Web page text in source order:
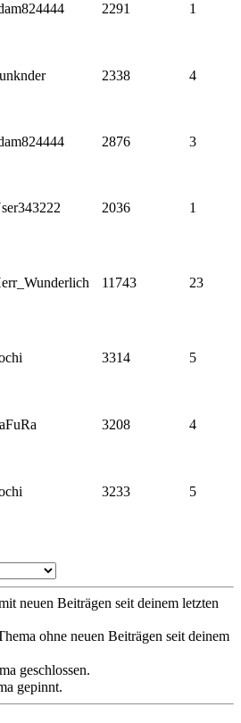
2291 1
2338 4
2876 3
2036 1
11743 23
3314 5
3208 4
3233 5
neuen Beiträgen seit deinem letzten
ohne neuen Beiträgen seit deinem
geschlossen.
gepinnt.